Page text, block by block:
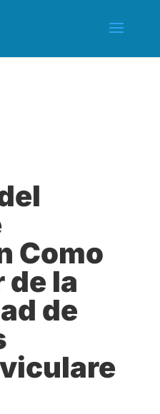
Como
la
de